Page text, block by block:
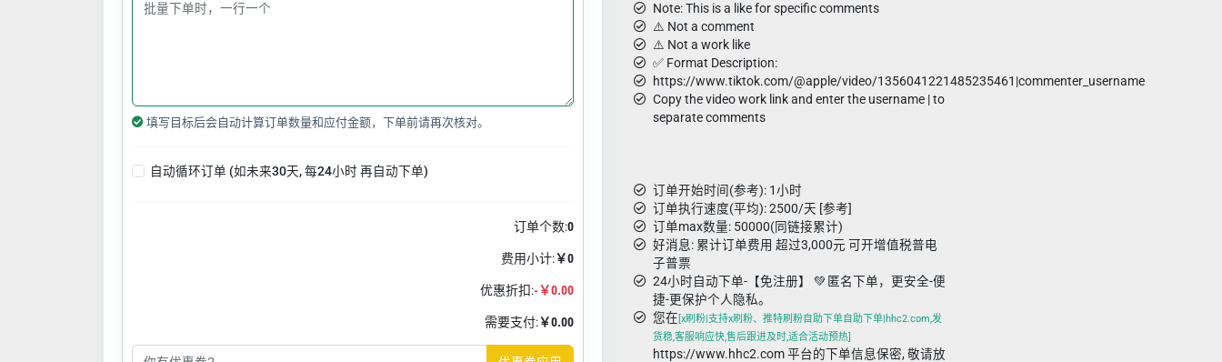
填写目标后会自动计算订单数量和应付金额，下单前请再次核对。
自动循环订单 (如未来30天, 每24小时 再自动下单)
订单个数:0
费用小计:￥0
优惠折扣:-￥0.00
需要支付:￥0.00
Note: This is a like for specific comments
⚠️ Not a comment
⚠️ Not a work like
✅ Format Description:
https://www.tiktok.com/@apple/video/1356041221485235461|commenter_username
Copy the video work link and enter the username | to
separate comments
订单开始时间(参考): 1小时
订单执行速度(平均): 2500/天 [参考]
订单max数量: 50000(同链接累计)
好消息: 累计订单费用 超过3,000元 可开增值税普电
子普票
24小时自动下单-【免注册】 💚 匿名下单，更安全-便
捷-更保护个人隐私。
您在[x刷粉|支持x刷粉、推特刷粉自助下单自助下单|hhc2.com,发
货稳,客服响应快,售后跟进及时,适合活动预热]
https://www.hhc2.com 平台的下单信息保密, 敬请放